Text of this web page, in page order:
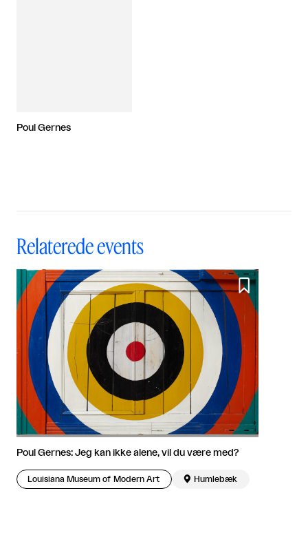
Poul Gernes
Relaterede events

Poul Gernes: Jeg kan ikke alene, vil du være med?
Louisiana Museum of Modern Art  Humlebæk